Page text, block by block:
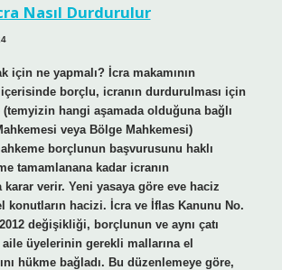
Nasıl Durdurulur
için ne yapmalı? İcra makamının
borçlu, icranın durdurulması için
hangi aşamada olduğuna bağlı
veya Bölge Mahkemesi)
borçlunun başvurusunu haklı
tamamlanana kadar icranın
karar verir. Yeni yasaya göre eve haciz
konutların hacizi. İcra ve İflas Kanunu No.
2012 değişikliği, borçlunun ve aynı çatı
aile üyelerinin gerekli mallarına el
hükme bağladı. Bu düzenlemeye göre,